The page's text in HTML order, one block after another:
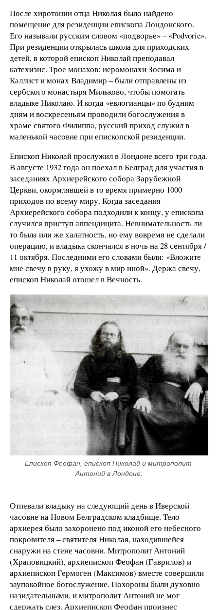
После хиротонии отца Николая было найдено
помещение для резиденции епископа Лондонского.
Его называли русским словом «подворье» – «Podvorie».
При резиденции открылась школа для приходских
детей, в которой епископ Николай преподавал
катехизис. Трое монахов: иеромонахи Зосима и
Каллист и монах Владимир – были отправлены из
сербского монастыря Мильково, чтобы помогать
владыке Николаю. И когда «евлогианцы» по будним
дням и воскресеньям проводили богослужения в
храме святого Филиппа, русский приход служил в
маленькой часовне при епископской резиденции.
Епископ Николай прослужил в Лондоне всего три года.
В августе 1932 года он поехал в Белград для участия в
заседаниях Архиерейского собора Зарубежной
Церкви, окормлявшей в то время примерно 1000
приходов по всему миру. Когда заседания
Архиерейского собора подходили к концу, у епископа
случился приступ аппендицита. Невнимательность ли
то была или же халатность, но ему вовремя не сделали
операцию, и владыка скончался в ночь на 28 сентября /
11 октября. Последними его словами были: «Вложите
мне свечу в руку, я ухожу в мир иной». Держа свечу,
епископ Николай отошел в Вечность.
Епископ Феофан, епископ Николай и митрополит
Антоний в Лондоне.
Отпевали владыку на следующий день в Иверской
часовне на Новом Белградском кладбище. Тело
архиерея было захоронено под иконой его небесного
покровителя – святителя Николая, находившейся
снаружи на стене часовни. Митрополит Антоний
(Храповицкий), архиепископ Феофан (Гаврилов) и
архиепископ Гермоген (Максимов) вместе совершили
заупокойное богослужение. Похороны были духовно
назидательными, и митрополит Антоний не мог
сдержать слез. Архиепископ Феофан произнес